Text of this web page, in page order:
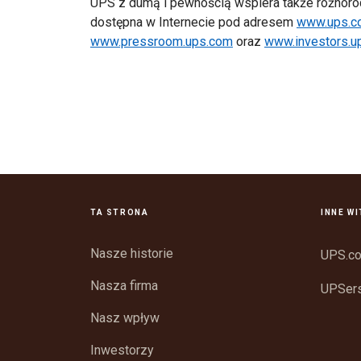
dostępna w Internecie pod adresem
www.pressroom.ups.com oraz
TA STRONA
Nasze historie
Nasza firma
Nasz wpływ
Inwestorzy
INNE